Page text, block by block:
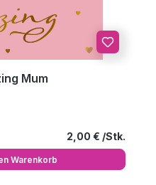
Mum
Regulärer
2,00 €
Warenkorb